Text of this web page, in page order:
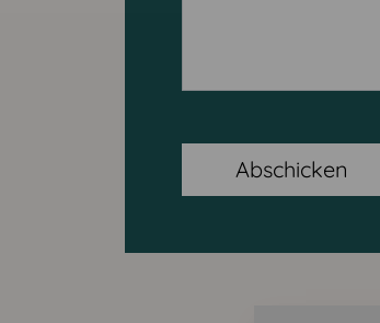
Abschicken